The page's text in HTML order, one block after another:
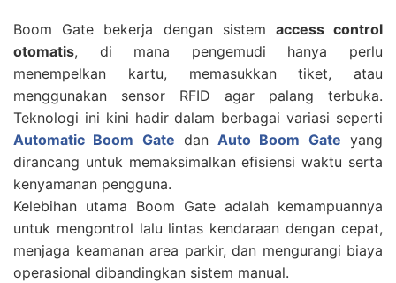
Boom Gate bekerja dengan sistem access control
otomatis, di mana pengemudi hanya perlu
menempelkan kartu, memasukkan tiket, atau
menggunakan sensor RFID agar palang terbuka.
Teknologi ini kini hadir dalam berbagai variasi seperti
Automatic Boom Gate danAuto Boom Gate yang
dirancang untuk memaksimalkan efisiensi waktu serta
kenyamanan pengguna.
Kelebihan utama Boom Gate adalah kemampuannya
untuk mengontrol lalu lintas kendaraan dengan cepat,
menjaga keamanan area parkir, dan mengurangi biaya
operasional dibandingkan sistem manual.